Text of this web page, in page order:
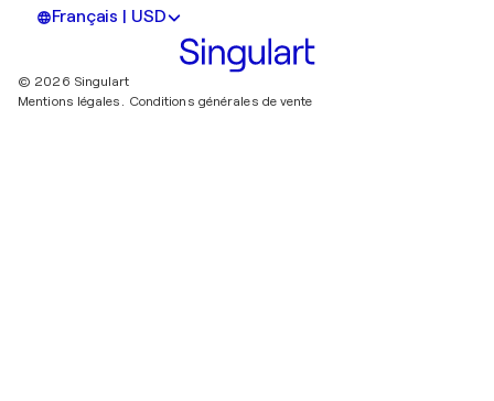
Français | USD
© 2026 Singulart
Mentions légales. Conditions générales de vente